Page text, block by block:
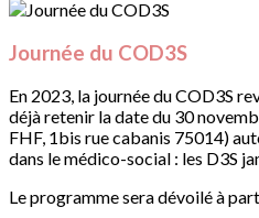
Journée du COD3S
En 2023, la journée du COD3S
déjà retenir la date du 30
FHF, 1bis rue cabanis 75014)
dans le médico-social : les D3S
Le programme sera dévoilé à